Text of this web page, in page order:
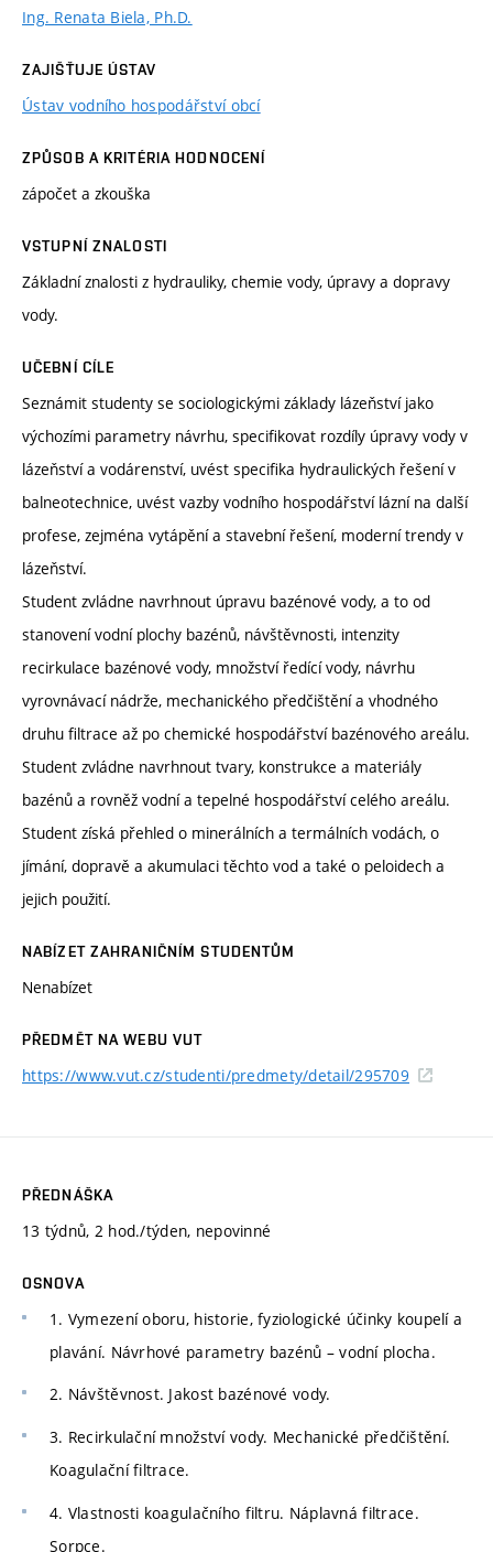
Ing. Renata Biela, Ph.D.
ZAJIŠŤUJE ÚSTAV
Ústav vodního hospodářství obcí
ZPŮSOB A KRITÉRIA HODNOCENÍ
zápočet a zkouška
VSTUPNÍ ZNALOSTI
Základní znalosti z hydrauliky, chemie vody, úpravy a dopravy
vody.
UČEBNÍ CÍLE
Seznámit studenty se sociologickými základy lázeňství jako
výchozími parametry návrhu, specifikovat rozdíly úpravy vody v
lázeňství a vodárenství, uvést specifika hydraulických řešení v
balneotechnice, uvést vazby vodního hospodářství lázní na další
profese, zejména vytápění a stavební řešení, moderní trendy v
lázeňství.
Student zvládne navrhnout úpravu bazénové vody, a to od
stanovení vodní plochy bazénů, návštěvnosti, intenzity
recirkulace bazénové vody, množství ředící vody, návrhu
vyrovnávací nádrže, mechanického předčištění a vhodného
druhu filtrace až po chemické hospodářství bazénového areálu.
Student zvládne navrhnout tvary, konstrukce a materiály
bazénů a rovněž vodní a tepelné hospodářství celého areálu.
Student získá přehled o minerálních a termálních vodách, o
jímání, dopravě a akumulaci těchto vod a také o peloidech a
jejich použití.
NABÍZET ZAHRANIČNÍM STUDENTŮM
Nenabízet
PŘEDMĚT NA WEBU VUT
https://www.vut.cz/studenti/predmety/detail/295709
PŘEDNÁŠKA
13 týdnů, 2 hod./týden, nepovinné
OSNOVA
1. Vymezení oboru, historie, fyziologické účinky koupelí a
plavání. Návrhové parametry bazénů – vodní plocha.
2. Návštěvnost. Jakost bazénové vody.
3. Recirkulační množství vody. Mechanické předčištění.
Koagulační filtrace.
4. Vlastnosti koagulačního filtru. Náplavná filtrace.
Sorpce.